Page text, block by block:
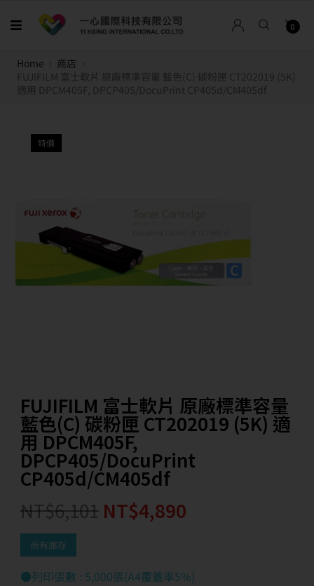
0
Home
商店
FUJIFILM 富士軟片 原廠標準容量 藍色(C) 碳粉匣 CT202019 (5K)
適用 DPCM405F, DPCP405/DocuPrint CP405d/CM405df
特價
FUJIFILM 富士軟片 原廠標準容量
藍色(C) 碳粉匣 CT202019 (5K) 適
用 DPCM405F,
DPCP405/DocuPrint
CP405d/CM405df
NT$6,101 NT$4,890
尚有庫存
●列印張數 : 5,000張(A4覆蓋率5%)